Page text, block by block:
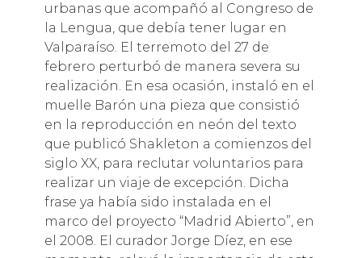
urbanas que acompañó al Congreso de
la Lengua, que debía tener lugar en
Valparaíso. El terremoto del 27 de
febrero perturbó de manera severa su
realización. En esa ocasión, instaló en el
muelle Barón una pieza que consistió
en la reproducción en neón del texto
que publicó Shakleton a comienzos del
siglo XX, para reclutar voluntarios para
realizar un viaje de excepción. Dicha
frase ya había sido instalada en el
marco del proyecto “Madrid Abierto”, en
el 2008. El curador Jorge Díez, en ese